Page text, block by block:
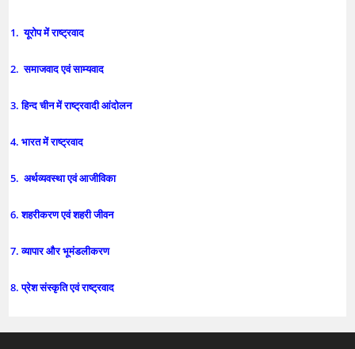
1. यूरोप में राष्ट्रवाद
2. समाजवाद एवं साम्यवाद
3. हिन्द चीन में राष्ट्रवादी आंदोलन
4. भारत में राष्ट्रवाद
5. अर्थव्यवस्था एवं आजीविका
6. शहरीकरण एवं शहरी जीवन
7. व्यापार और भूमंडलीकरण
8. प्रेश संस्कृति एवं राष्ट्रवाद